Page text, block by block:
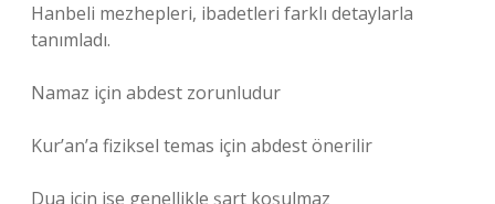
Hanbeli mezhepleri, ibadetleri farklı detaylarla
tanımladı.
Namaz için abdest zorunludur
Kur’an’a fiziksel temas için abdest önerilir
Dua için ise genellikle şart koşulmaz